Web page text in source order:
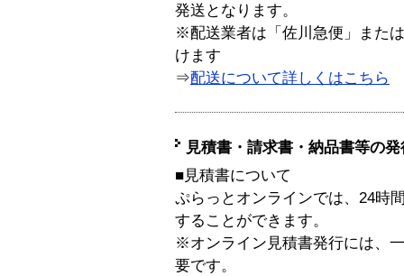
発送となります。
※配送業者は「佐川急便」また
けます
⇒配送について詳しくはこちら
見積書・請求書・納品書等の
■見積書について
ぷらっとオンラインでは、24時
することができます。
※オンライン見積書発行には、
要です。